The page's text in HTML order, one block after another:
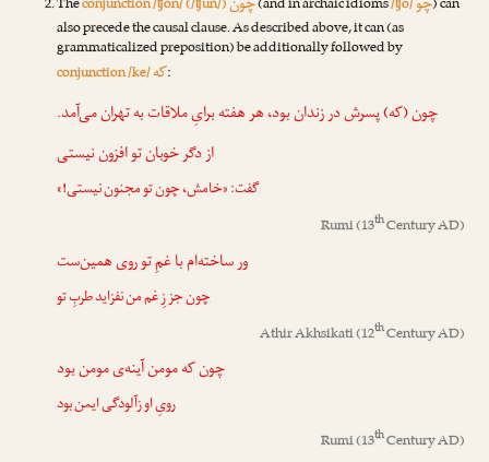
also precede the causal clause. As described above, it can (as
grammaticalized preposition) be additionally followed by
conjunction /ke/که:
چون(که) پسرش در زندان بود، هر هفته برایِ ملاقات به تهران می‌آمد.
از دگر خوبان تو افزون نیستی
گفت: «خامش،چونتو مجنون نیستی!»
Rumi(13thCentury AD)
ور ساخته‌ام با غمِ تو روی همین‌ست
چونجز زِ غم من نفزاید طربِ تو
Athir Akhsikati(12thCentury AD)
چونکه مومن آینه‌ی مومن بود
رویِ او زآلودگی ایمن بود
Rumi(13thCentury AD)